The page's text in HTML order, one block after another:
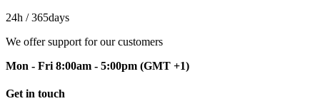
24h / 365days
We offer support for our customers
Mon - Fri 8:00am - 5:00pm (GMT +1)
Get in touch